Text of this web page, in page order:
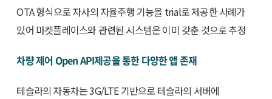
OTA 형식으로 자사의 자율주행 기능을 trial로 제공한 사례가
있어 마켓플레이스와 관련된 시스템은 이미 갖춘 것으로 추정
차량 제어 Open API제공을 통한 다양한 앱 존재
테슬라의 자동차는 3G/LTE 기반으로 테슬라의 서버에